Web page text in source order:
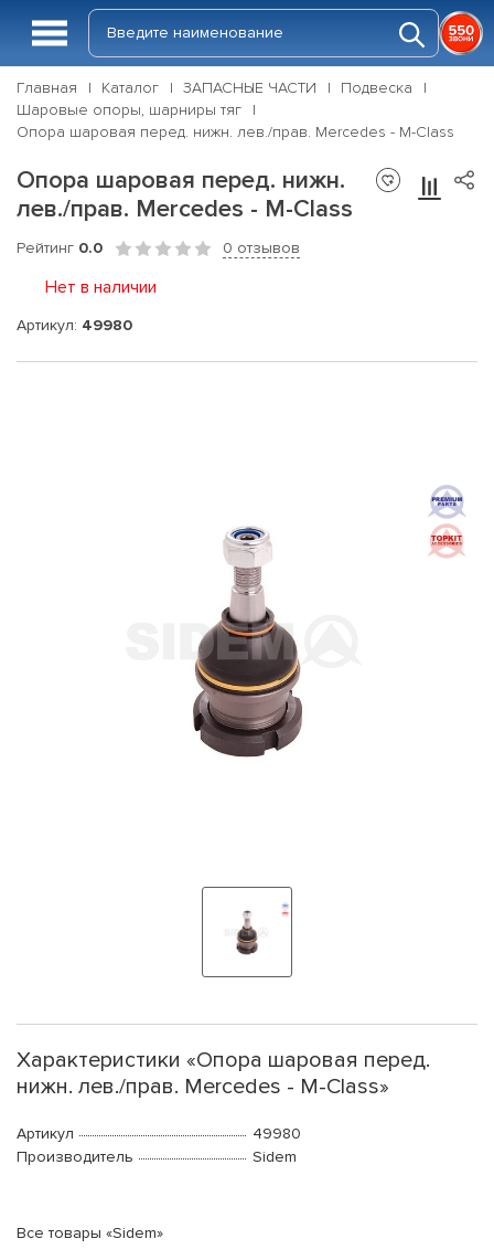
Главная Каталог ЗАПАСНЫЕ ЧАСТИ
Подвеска
Шаровые опоры, шарниры тяг
Опора шаровая перед. нижн. лев./прав. Mercedes - M-Class
Опора шаровая перед. нижн.
лев./прав. Mercedes - M-Class
Рейтинг 0.0 0 отзывов
Нет в наличии
Артикул: 49980
Характеристики «Опора шаровая перед.
нижн. лев./прав. Mercedes - M-Class»
Артикул
49980
Производитель
Sidem
Все товары «Sidem»